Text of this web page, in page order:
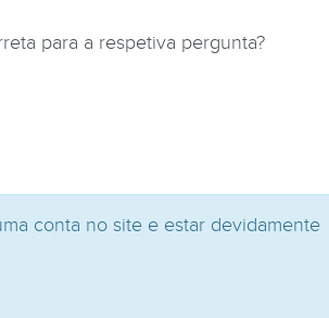
para a respetiva pergunta?
conta no site e estar devidamente